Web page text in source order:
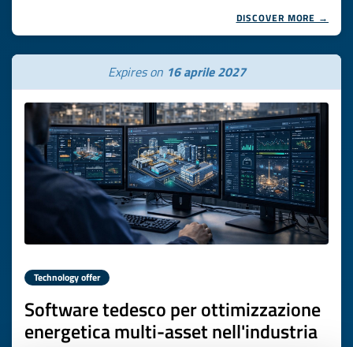
DISCOVER MORE →
Expires on 16 aprile 2027
Technology offer
Software tedesco per ottimizzazione
energetica multi-asset nell'industria